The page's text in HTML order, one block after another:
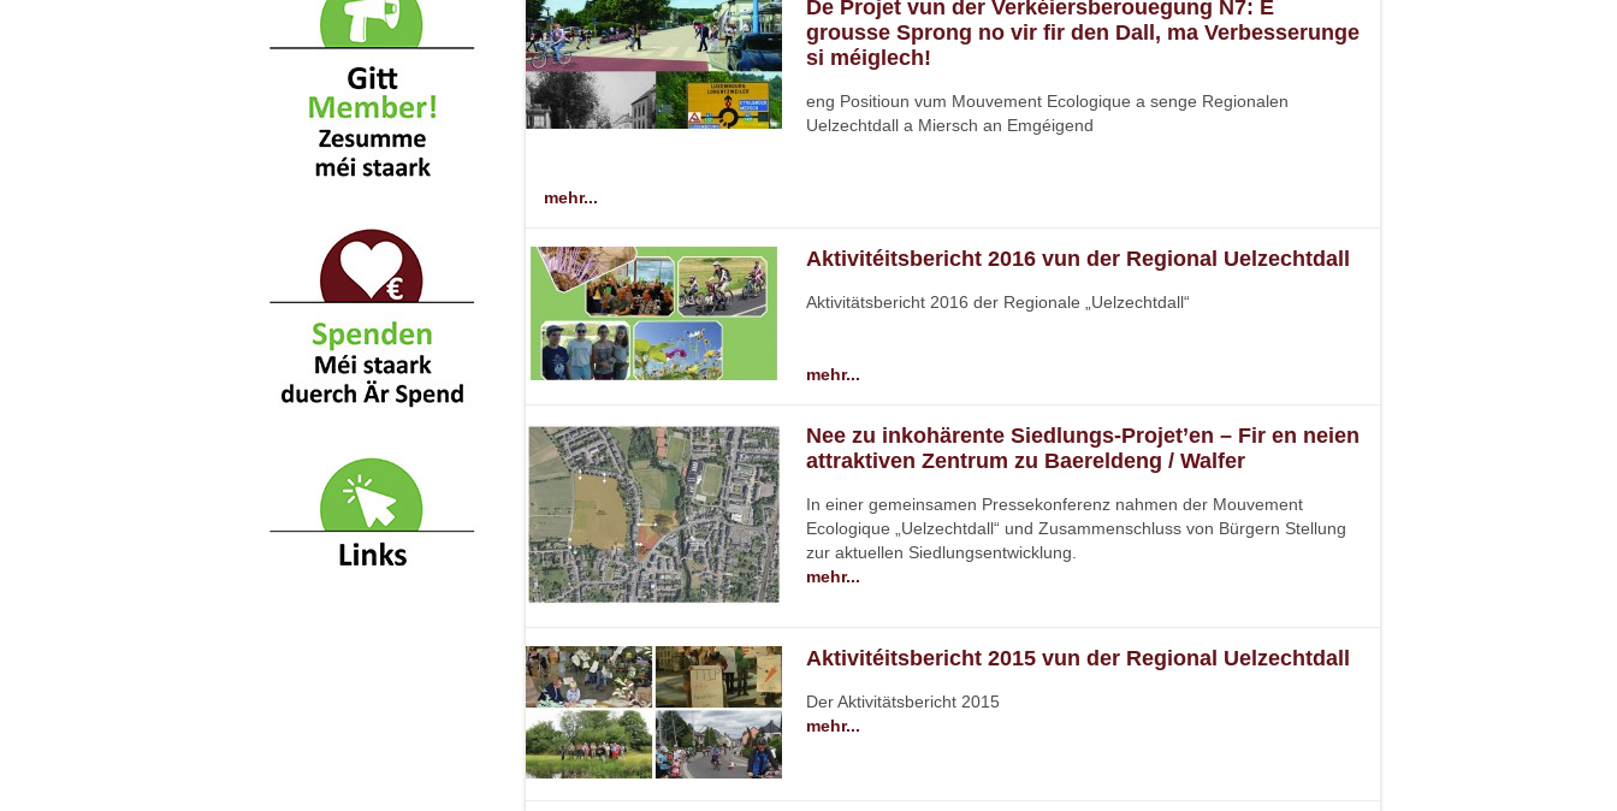
De Projet vun der Verkéiersberouegung N7: E
grousse Sprong no vir fir den Dall, ma Verbesserunge
si méiglech!
eng Positioun vum Mouvement Ecologique a senge Regionalen
Uelzechtdall a Miersch an Emgéigend
mehr...
Aktivitéitsbericht 2016 vun der Regional Uelzechtdall
Aktivitätsbericht 2016 der Regionale „Uelzechtdall“
mehr...
Nee zu inkohärente Siedlungs-Projet’en – Fir en neien
attraktiven Zentrum zu Baereldeng / Walfer
In einer gemeinsamen Pressekonferenz nahmen der Mouvement
Ecologique „Uelzechtdall“ und Zusammenschluss von Bürgern Stellung
zur aktuellen Siedlungsentwicklung.
mehr...
Aktivitéitsbericht 2015 vun der Regional Uelzechtdall
Der Aktivitätsbericht 2015
mehr...